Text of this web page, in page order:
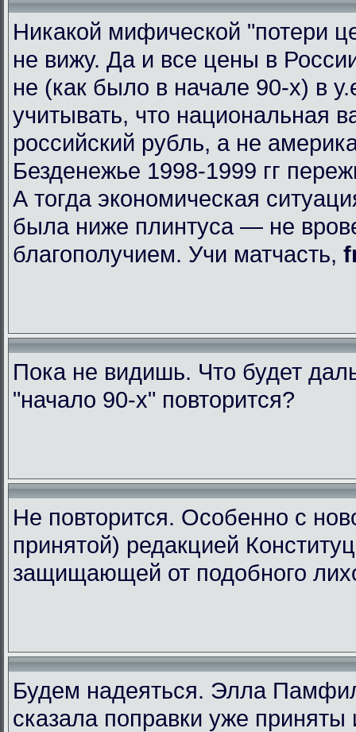
Никакой мифической "потери
не вижу. Да и все цены в
не (как было в начале 90-х) в
учитывать, что национальная
российский рубль, а не
Безденежье 1998-1999 гг
А тогда экономическая
была ниже плинтуса — не
благополучием. Учи матчасть,
Пока не видишь. Что будет
"начало 90-х" повторится?
Не повторится. Особенно с
принятой) редакцией
защищающей от подобного
Будем надеяться. Элла
сказала поправки уже